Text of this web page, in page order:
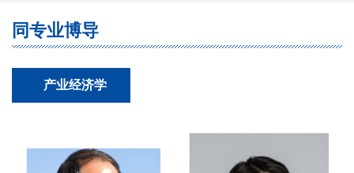
同专业博导
产业经济学